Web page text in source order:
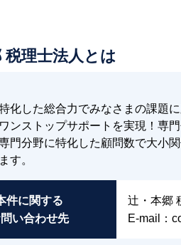
税理士法人とは
化した総合力でみなさまの課題
ンストップサポートを実現！専
門分野に特化した顧問数で大小
す。
件に関する
い合わせ先
辻・本郷
E-mail：